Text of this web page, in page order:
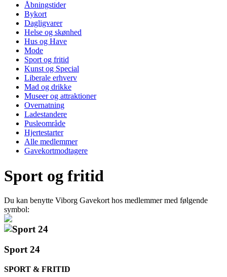
Åbningstider
Bykort
Dagligvarer
Helse og skønhed
Hus og Have
Mode
Sport og fritid
Kunst og Special
Liberale erhverv
Mad og drikke
Museer og attraktioner
Overnatning
Ladestandere
Pusleområde
Hjertestarter
Alle medlemmer
Gavekortmodtagere
Sport og fritid
Du kan benytte Viborg Gavekort hos medlemmer med følgende
symbol:
Sport 24
SPORT & FRITID